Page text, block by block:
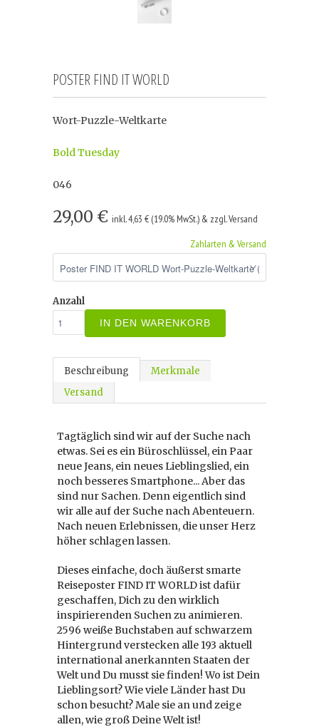
POSTER FIND IT WORLD
Wort-Puzzle-Weltkarte
Bold Tuesday
046
29,00 € inkl. 4,63 € (19.0% MwSt.) & zzgl. Versand
Zahlarten & Versand
Anzahl
IN DEN WARENKORB
Beschreibung
Merkmale
Versand
Tagtäglich sind wir auf der Suche nach
etwas. Sei es ein Büroschlüssel, ein Paar
neue Jeans, ein neues Lieblingslied, ein
noch besseres Smartphone... Aber das
sind nur Sachen. Denn eigentlich sind
wir alle auf der Suche nach Abenteuern.
Nach neuen Erlebnissen, die unser Herz
höher schlagen lassen.
Dieses einfache, doch äußerst smarte
Reiseposter FIND IT WORLD ist dafür
geschaffen, Dich zu den wirklich
inspirierenden Suchen zu animieren.
2596 weiße Buchstaben auf schwarzem
Hintergrund verstecken alle 193 aktuell
international anerkannten Staaten der
Welt und Du musst sie finden! Wo ist Dein
Lieblingsort? Wie viele Länder hast Du
schon besucht? Male sie an und zeige
allen, wie groß Deine Welt ist!